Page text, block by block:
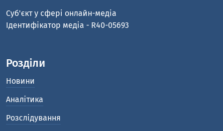
Cуб'єкт у сфері онлайн-медіа
Ідентифікатор медіа - R40-05693
Розділи
Новини
Аналітика
Розслідування